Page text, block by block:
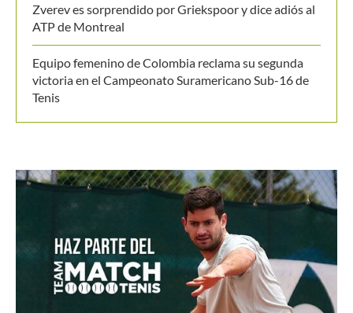
Zverev es sorprendido por Griekspoor y dice adiós al
ATP de Montreal
Equipo femenino de Colombia reclama su segunda
victoria en el Campeonato Suramericano Sub-16 de
Tenis